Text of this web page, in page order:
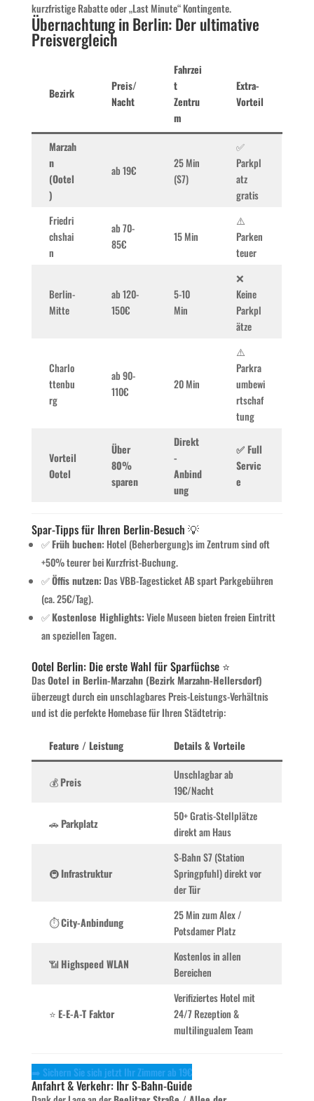
kurzfristige Rabatte oder „Last Minute“ Kontingente.
Übernachtung in Berlin: Der ultimative
Preisvergleich
Bezirk
Preis/
Nacht
Fahrzei
t
Zentru
m
Extra-
Vorteil
Marzah
n
(Ootel
)
ab 19€
25 Min
(S7)
✅
Parkpl
atz
gratis
Friedri
chshai
n
ab 70-
85€
15 Min
⚠️
Parken
teuer
Berlin-
Mitte
ab 120-
150€
5-10
Min
❌
Keine
Parkpl
ätze
Charlo
ttenbu
rg
ab 90-
110€
20 Min
⚠️
Parkra
umbewi
rtschaf
tung
Vorteil
Ootel
Über
80%
sparen
Direkt
-
Anbind
ung
✅ Full
Servic
e
Spar-Tipps für Ihren Berlin-Besuch 💡
✅Früh buchen: Hotel (Beherbergung)s im Zentrum sind oft
+50% teurer bei Kurzfrist-Buchung.
✅Öffis nutzen: Das VBB-Tagesticket AB spart Parkgebühren
(ca. 25€/Tag).
✅Kostenlose Highlights:Viele Museen bieten freien Eintritt
an speziellen Tagen.
Ootel Berlin: Die erste Wahl für Sparfüchse ⭐
DasOotel in Berlin-Marzahn (Bezirk Marzahn-Hellersdorf)
überzeugt durch ein unschlagbares Preis-Leistungs-Verhältnis
und ist die perfekte Homebase für Ihren Städtetrip:
Feature / Leistung Details & Vorteile
💰Preis
Unschlagbar ab
19€/Nacht
🚗Parkplatz
50+ Gratis-Stellplätze
direkt am Haus
🚇Infrastruktur
S-Bahn S7 (Station
Springpfuhl) direkt vor
der Tür
⏱️City-Anbindung
25 Min zum Alex /
Potsdamer Platz
📶 Highspeed WLAN
Kostenlos in allen
Bereichen
⭐E-E-A-T Faktor
Verifiziertes Hotel mit
24/7 Rezeption &
multilingualem Team
➡️ Sichern Sie sich jetzt Ihr Zimmer ab 19€
Anfahrt & Verkehr: Ihr S-Bahn-Guide